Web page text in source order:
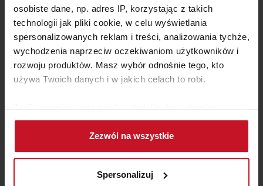
osobiste dane, np. adres IP, korzystając z takich
technologii jak pliki cookie, w celu wyświetlania
spersonalizowanych reklam i treści, analizowania tychże,
wychodzenia naprzeciw oczekiwaniom użytkowników i
rozwoju produktów. Masz wybór odnośnie tego, kto
używa Twoich danych i w jakich celach to robi.
Jeśli wyrazisz na to zgodę, chcielibyśmy również:
Gromadzić dane dotyczące Twojej lokalizacji
geograficznej z dokładnością nawet do kilku metrów
Identyfikować Twoje urządzenie, aktywnie
(fingerprinting, czyli wirtualny odcisk palca)
Zezwól na wszystkie
Spersonalizuj
SZKLANKI WYSOKIE 480ML
DIAMANTE
ZAPYTAJ O CENĘ W SALONIE